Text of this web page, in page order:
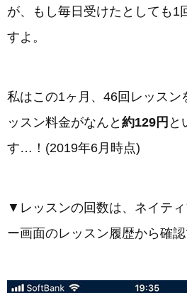
が、もし毎日受けたとしても1
すよ。
私はこの1ヶ月、46回レッスン
ッスン料金がなんと 約129円 と
す…！(2019年6月時点)
▼レッスンの回数は、ネイテ
ー画面のレッスン履歴から確認